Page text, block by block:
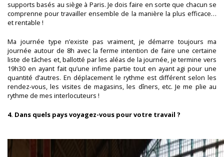
supports basés au siège à Paris. Je dois faire en sorte que chacun se
comprenne pour travailler ensemble de la manière la plus efficace…
et rentable !
Ma journée type n’existe pas vraiment, je démarre toujours ma
journée autour de 8h avec la ferme intention de faire une certaine
liste de tâches et, ballotté par les aléas de la journée, je termine vers
19h30 en ayant fait qu’une infime partie tout en ayant agi pour une
quantité d’autres. En déplacement le rythme est différent selon les
rendez-vous, les visites de magasins, les dîners, etc. Je me plie au
rythme de mes interlocuteurs !
4. Dans quels pays voyagez-vous pour votre travail ?